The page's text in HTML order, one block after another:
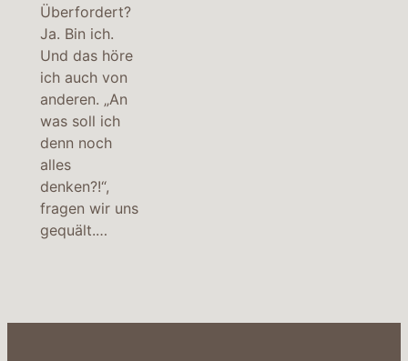
Überfordert?
Ja. Bin ich.
Und das höre
ich auch von
anderen. „An
was soll ich
denn noch
alles
denken?!“,
fragen wir uns
gequält.…